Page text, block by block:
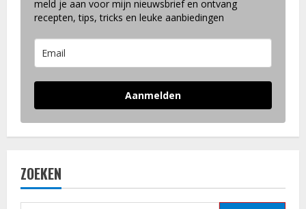
meld je aan voor mijn nieuwsbrief en ontvang
recepten, tips, tricks en leuke aanbiedingen
Aanmelden
ZOEKEN